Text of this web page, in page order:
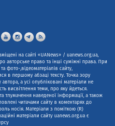
на сайті «UANews» / uanews.org.ua,
авторське право та інші суміжні права. При
фото-,відеоматеріалів сайту,
в першому абзаці тексту. Точка зору
а усі опубліковані матеріали не
висвітлення теми, про яку йдеться.
тлумачення наведеної інформації, а також
читачами сайту в коментарях до
носія. Матеріали з поміткою (R)
матеріали сайту uanews.org.ua є